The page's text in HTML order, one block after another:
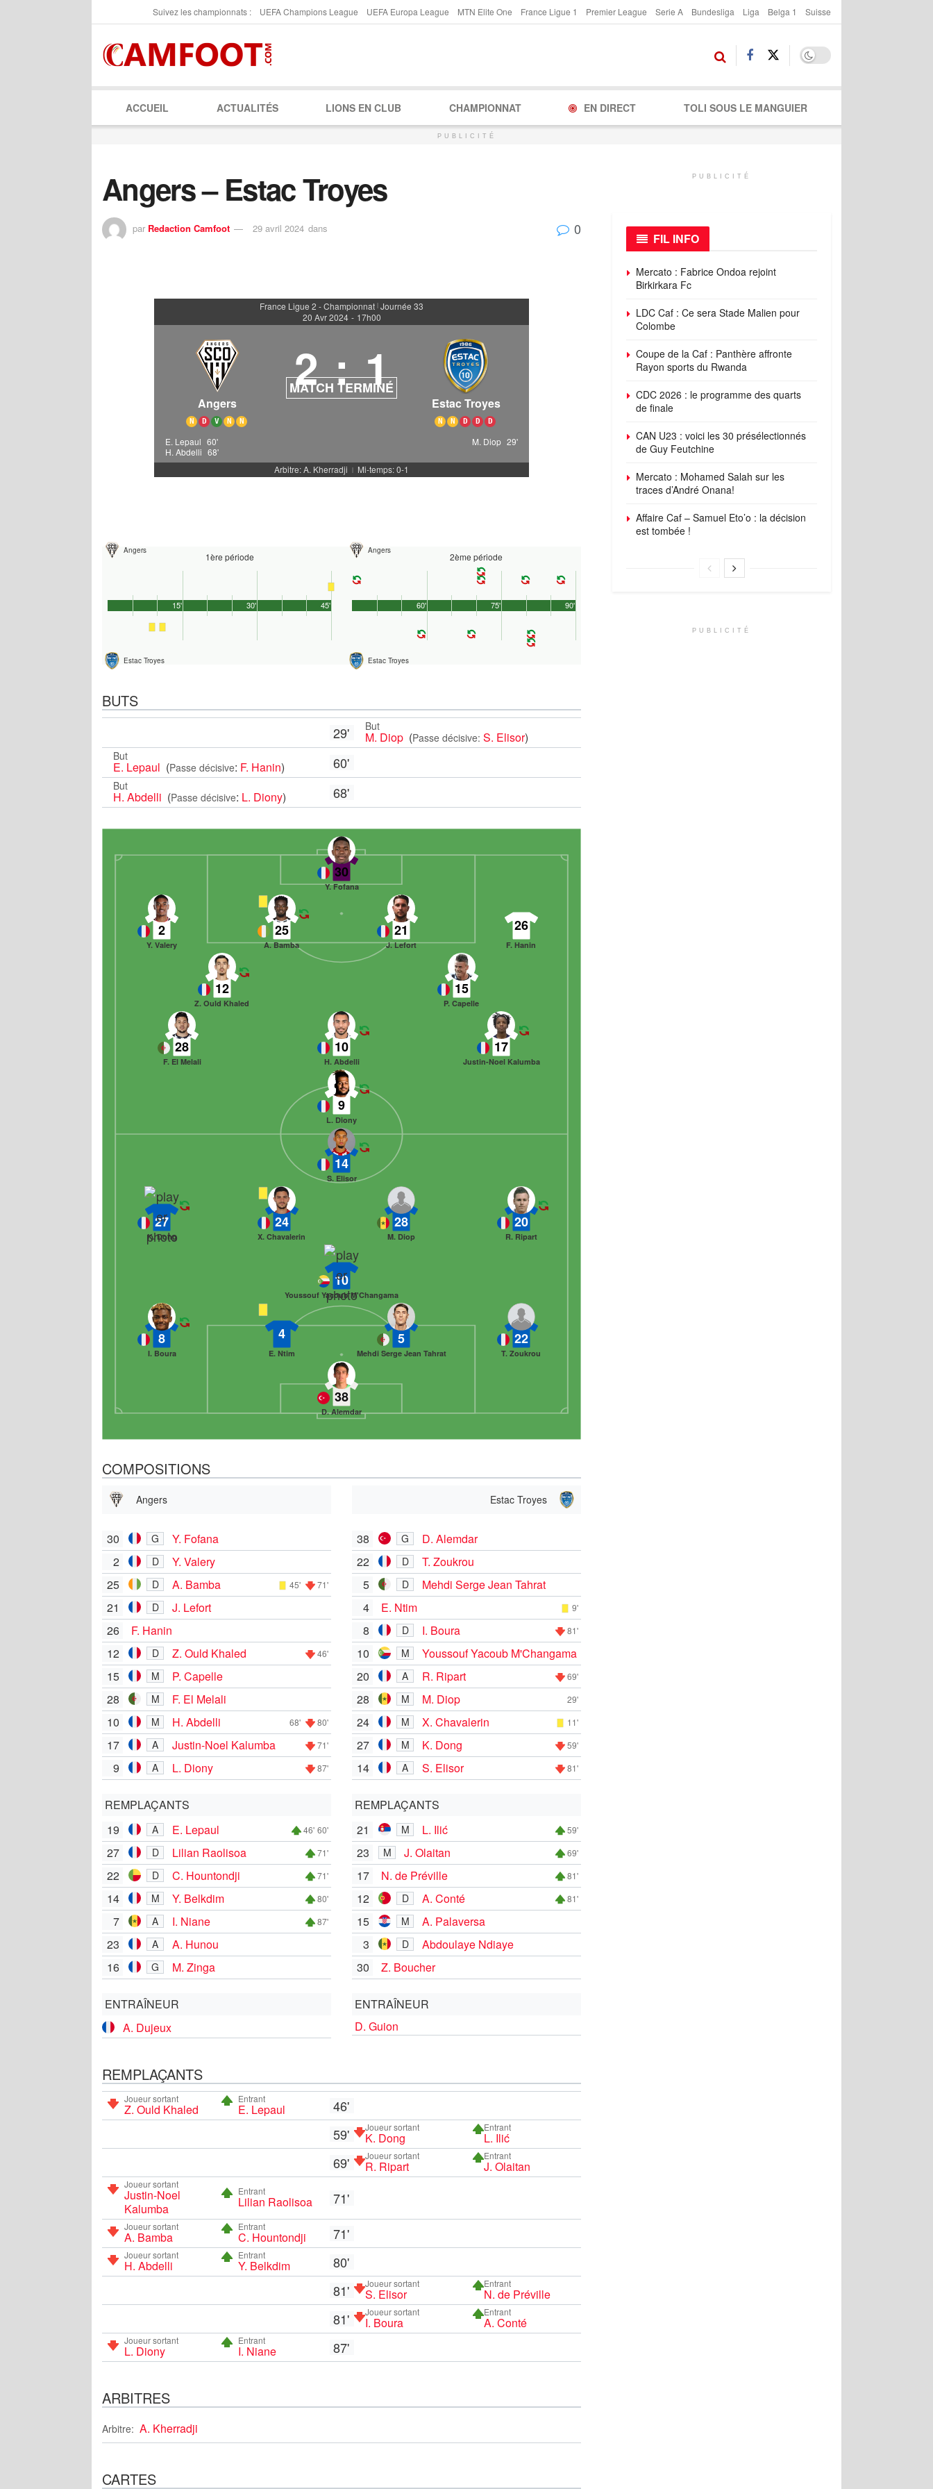
Suivez les championnats : UEFA Champions League UEFA Europa League MTN Elite One France Ligue 1 Premier League Serie A Bundesliga Liga Belga 1 Suisse
ACCUEIL ACTUALITÉS LIONS EN CLUB CHAMPIONNAT EN DIRECT TOLI SOUS LE MANGUIER
PUBLICITÉ
Angers – Estac Troyes
par Redaction Camfoot 29 avril 2024 dans 0
France Ligue 2 - Championnat | Journée 33
20 Avr 2024 - 17h00
Angers
N D V N N
2 : 1
MATCH TERMINÉ
Estac Troyes
N N D D D
E. Lepaul 60'
H. Abdelli 68'
M. Diop 29'
Arbitre: A. Kherradji | Mi-temps: 0-1
Angers
1ère période
Estac Troyes
45'
15' 30'
Angers
2ème période
Estac Troyes
90'
60' 75'
BUTS
29' But
M. Diop (Passe décisive: S. Elisor)
But
E. Lepaul (Passe décisive: F. Hanin) 60'
But
H. Abdelli (Passe décisive: L. Diony) 68'
30
Y. Fofana
26
F. Hanin
21
J. Lefort
25
A. Bamba
2
Y. Valery
15
P. Capelle
12
Z. Ould Khaled
17
Justin-Noel Kalumba
10
H. Abdelli
28
F. El Melali
9
L. Diony
38
D. Alemdar
8
I. Boura
4
E. Ntim
5
Mehdi Serge Jean Tahrat
22
T. Zoukrou
10
Youssouf Yacoub M'Changama
27
K. Dong
24
X. Chavalerin
28
M. Diop
20
R. Ripart
14
S. Elisor
COMPOSITIONS
Angers
30 G
Y. Fofana
2
D
Y. Valery
25
D A. Bamba 45' 71'
21 D
J. Lefort
26
F. Hanin
12
D Z. Ould Khaled 46'
15 M
P. Capelle
28
M
F. El Melali
10
M H. Abdelli 68' 80'
17 A Justin-Noel Kalumba 71'
9 A L. Diony 87'
REMPLAÇANTS
19
A E. Lepaul 46' 60'
27 D Lilian Raolisoa 71'
22 D C. Hountondji 71'
14 M Y. Belkdim 80'
7 A I. Niane 87'
23 A
A. Hunou
16
G M. Zinga
ENTRAÎNEUR
A. Dujeux
Estac Troyes
38 G
D. Alemdar
22
D
T. Zoukrou
5
D
Mehdi Serge Jean Tahrat
4
E. Ntim 9'
8 D I. Boura 81'
10 M
Youssouf Yacoub M'Changama
20
A R. Ripart 69'
28 M M. Diop 29'
24 M X. Chavalerin 11'
27 M K. Dong 59'
14 A S. Elisor 81'
REMPLAÇANTS
21
M L. Ilić 59'
23 M J. Olaitan 69'
17 N. de Préville 81'
12 D A. Conté 81'
15 M
A. Palaversa
3
D
Abdoulaye Ndiaye
30
Z. Boucher
ENTRAÎNEUR
D. Guion
REMPLAÇANTS
Joueur sortant
Z. Ould Khaled
Entrant
E. Lepaul
46'
59'
Joueur sortant
K. Dong
Entrant
L. Ilić
69' Joueur sortant
R. Ripart
Entrant
J. Olaitan
Joueur sortant
Justin-Noel
Kalumba
Entrant
Lilian Raolisoa 71'
Joueur sortant
A. Bamba
Entrant
C. Hountondji 71'
Joueur sortant
H. Abdelli
Entrant
Y. Belkdim
80'
81'
Joueur sortant
S. Elisor
Entrant
N. de Préville
81' Joueur sortant
I. Boura
Entrant
A. Conté
Joueur sortant
L. Diony
Entrant
I. Niane 87'
ARBITRES
Arbitre: A. Kherradji
CARTES
PUBLICITÉ
FIL INFO
Mercato : Fabrice Ondoa rejoint
Birkirkara Fc
LDC Caf : Ce sera Stade Malien pour
Colombe
Coupe de la Caf : Panthère affronte
Rayon sports du Rwanda
CDC 2026 : le programme des quarts
de finale
CAN U23 : voici les 30 présélectionnés
de Guy Feutchine
Mercato : Mohamed Salah sur les
traces d’André Onana!
Affaire Caf – Samuel Eto’o : la décision
est tombée !
PUBLICITÉ